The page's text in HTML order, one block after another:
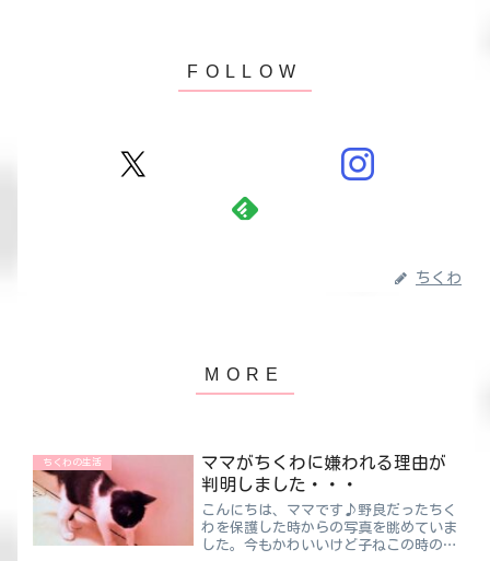
ちくわ
ちくわの生活
ママがちくわに嫌われる理由が
判明しました・・・
こんにちは、ママです♪野良だったちく
わを保護した時からの写真を眺めていま
した。今もかわいいけど子ねこの時のか